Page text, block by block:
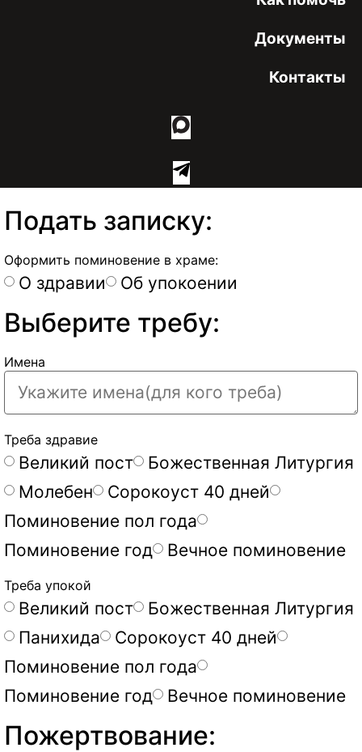
Документы
Контакты
Подать записку:
Оформить поминовение в храме:
О здравии Об упокоении
Выберите требу:
Имена
Треба здравие
Великий пост
Божественная Литургия
Молебен
Сорокоуст 40 дней
Поминовение пол года
Поминовение год
Вечное поминовение
Треба упокой
Великий пост
Божественная Литургия
Панихида
Сорокоуст 40 дней
Поминовение пол года
Поминовение год
Вечное поминовение
Пожертвование: